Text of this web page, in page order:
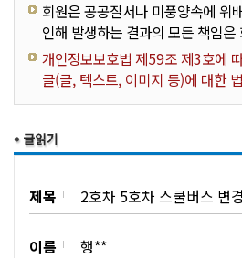
회원은 공공질서나 미풍양속에 위
인해 발생하는 결과의 모든 책임
개인정보보호법 제59조 제3호에
글(글, 텍스트, 이미지 등)에 대한
제목 2호차 5호차 스쿨버스 변
이름 행**